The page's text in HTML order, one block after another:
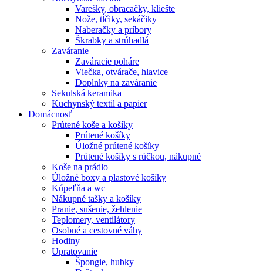
Varešky, obracačky, kliešte
Nože, tĺčiky, sekáčiky
Naberačky a príbory
Škrabky a strúhadlá
Zaváranie
Zaváracie poháre
Viečka, otvárače, hlavice
Doplnky na zaváranie
Sekulská keramika
Kuchynský textil a papier
Domácnosť
Prútené koše a košíky
Prútené košíky
Úložné prútené košíky
Prútené košíky s rúčkou, nákupné
Koše na prádlo
Úložné boxy a plastové košíky
Kúpeľňa a wc
Nákupné tašky a košíky
Pranie, sušenie, žehlenie
Teplomery, ventilátory
Osobné a cestovné váhy
Hodiny
Upratovanie
Špongie, hubky